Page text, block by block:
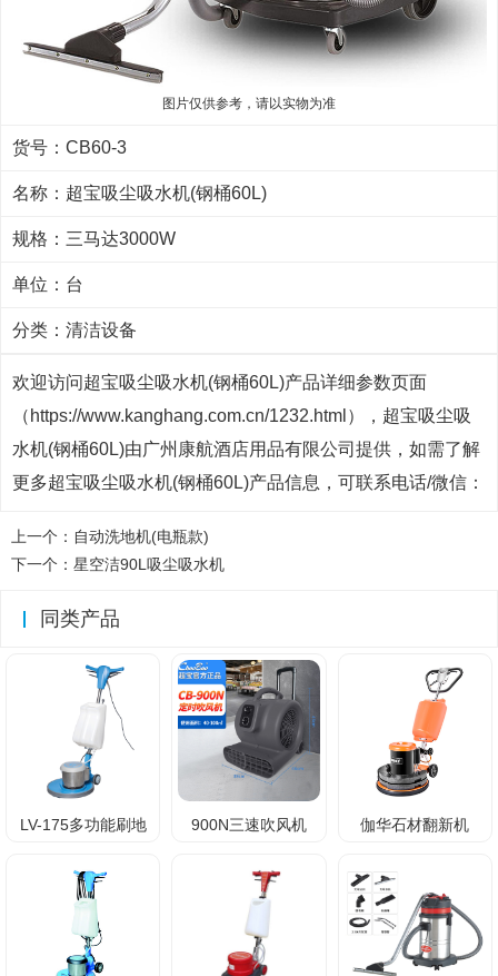
图片仅供参考，请以实物为准
货号：CB60-3
名称：超宝吸尘吸水机(钢桶60L)
规格：三马达3000W
单位：台
分类： 清洁设备
欢迎访问超宝吸尘吸水机(钢桶60L)产品详细参数页面
（https://www.kanghang.com.cn/1232.html），超宝吸尘吸
水机(钢桶60L)由广州康航酒店用品有限公司提供，如需了解
更多超宝吸尘吸水机(钢桶60L)产品信息，可联系电话/微信：
上一个： 自动洗地机(电瓶款)
下一个： 星空洁90L吸尘吸水机
同类产品
LV-175多功能刷地
900N三速吹风机 伽华石材翻新机